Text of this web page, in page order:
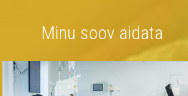
Minu soov aidata